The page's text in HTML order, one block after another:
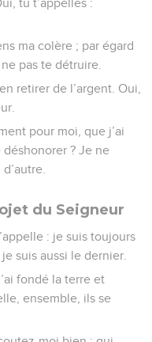
tu t’appelles :
ma colère ; par égard
pas te détruire.
retirer de l’argent. Oui,
pour moi, que j’ai
déshonorer ? Je ne
du Seigneur
: je suis toujours
suis aussi le dernier.
fondé la terre et
ensemble, ils se